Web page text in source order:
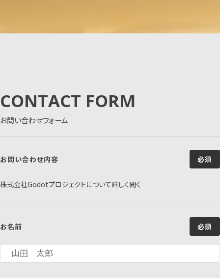
CONTACT FORM
お問い合わせフォーム
お問い合わせ内容 必須
株式会社Godotプロジェクトについて詳しく聞く
お名前 必須